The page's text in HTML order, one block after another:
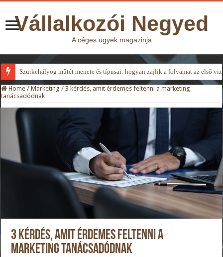
Vállalkozói Negyed
A céges ügyek magazinja
Szürkehályog műtét menete és típusai: hogyan zajlik a folyamat az első
Home / Marketing / 3 kérdés, amit érdemes feltenni a marketing
tanácsadódnak
3 kérdés, amit érdemes feltenni a
marketing tanácsadódnak